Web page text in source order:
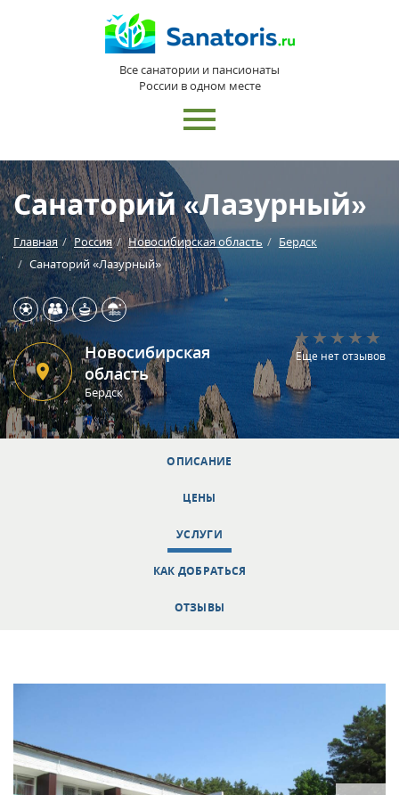
Все санатории и пансионаты
России в одном месте
Санаторий «Лазурный»
Главная Россия Новосибирская область
Бердск
Санаторий «Лазурный»
Новосибирская
область
Бердск
Еще нет отзывов
ОПИСАНИЕ
ЦЕНЫ
УСЛУГИ
КАК ДОБРАТЬСЯ
ОТЗЫВЫ